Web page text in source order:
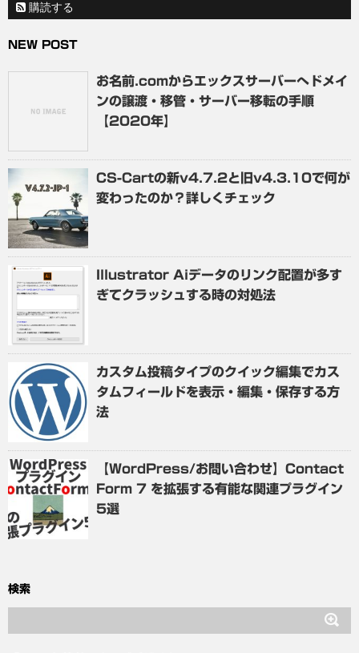
購読する
NEW POST
お名前.comからエックスサーバーへドメイ
ンの譲渡・移管・サーバー移転の手順
【2020年】
CS-Cartの新v4.7.2と旧v4.3.10で何が
変わったのか？詳しくチェック
Illustrator Aiデータのリンク配置が多す
ぎてクラッシュする時の対処法
カスタム投稿タイプのクイック編集でカス
タムフィールドを表示・編集・保存する方
法
【WordPress/お問い合わせ】Contact
Form 7 を拡張する有能な関連プラグイン
5選
検索